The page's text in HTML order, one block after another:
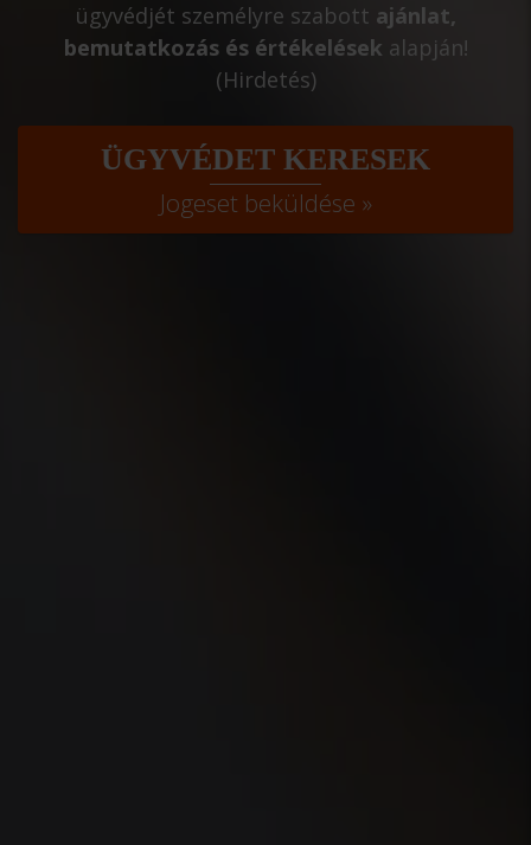
ügyvédjét személyre szabott ajánlat,
bemutatkozás és értékelések alapján!
(Hirdetés)
ÜGYVÉDET KERESEK
Jogeset beküldése »